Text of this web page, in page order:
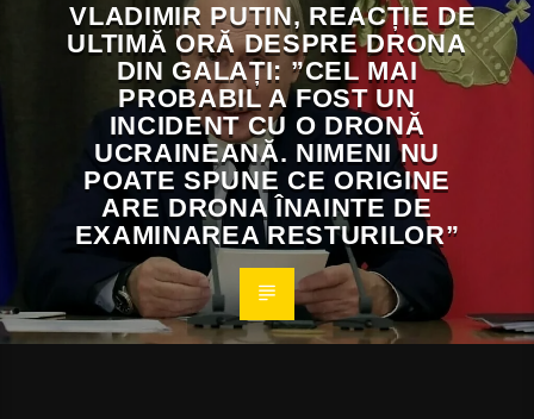
VLADIMIR PUTIN, REACȚIE DE
ULTIMĂ ORĂ DESPRE DRONA
DIN GALAȚI: ”CEL MAI
PROBABIL A FOST UN
INCIDENT CU O DRONĂ
UCRAINEANĂ. NIMENI NU
POATE SPUNE CE ORIGINE
ARE DRONA ÎNAINTE DE
EXAMINAREA RESTURILOR”